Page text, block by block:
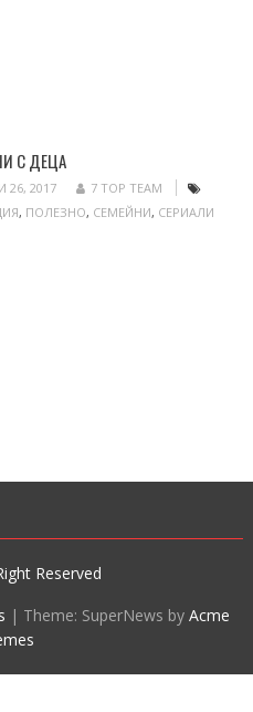
С ДЕЦА
26, 2017
7 TOP TEAM
, ПОЛЕЗНО, СЕМЕЙНИ, СЕРИАЛИ
Reserved
| Theme: SuperNews byAcme